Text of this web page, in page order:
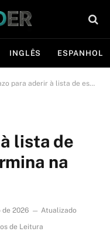
INGLÊS ESPANHOL
aderir à lista de espera do Sisu termina na segunda-feira
lista de
na
de 2026
Atualizado
de Leitura